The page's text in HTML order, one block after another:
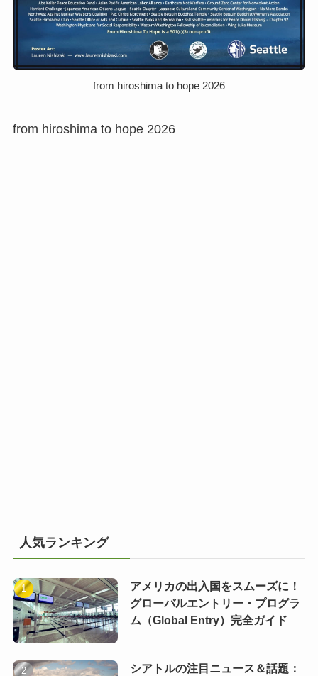
from hiroshima to hope 2026
from hiroshima to hope 2026
人気ランキング
アメリカの出入国をスムーズに！
グローバルエントリー・プログラ
ム（Global Entry）完全ガイド
シアトルの注目ニュース＆話題：